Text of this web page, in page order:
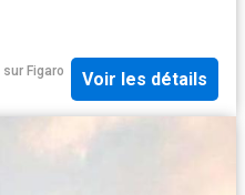
sur Figaro
Voir les détails